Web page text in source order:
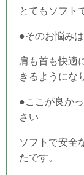
とてもソフト
●そのお悩み
肩も首も快適
きるようにな
●ここが良か
さい
ソフトで安全
たです。